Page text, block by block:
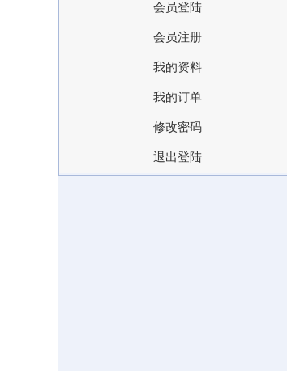
会员登陆
会员注册
我的资料
我的订单
修改密码
退出登陆